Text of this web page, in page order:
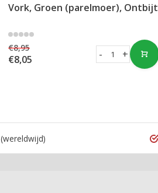
Vork, Groen (parelmoer), Ontbijt
€8,95
€8,05 +
-
(wereldwijd)